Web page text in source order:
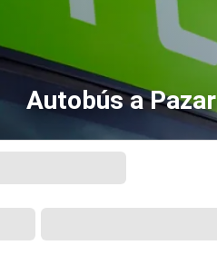
Autobús a Pazar